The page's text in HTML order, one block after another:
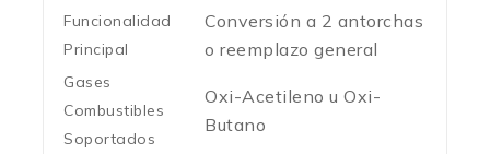
Funcionalidad
Principal
Conversión a 2 antorchas
o reemplazo general
Gases
Combustibles
Soportados
Oxi-Acetileno u Oxi-
Butano